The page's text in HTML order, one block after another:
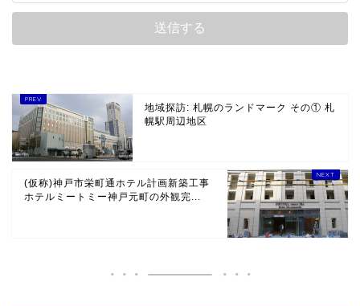
地域探訪: 札幌のランドマーク その① 札
幌駅周辺地区
(仮称)神戸市栄町通ホテル計画新築工事
ホテルミートミー神戸元町の外観完...